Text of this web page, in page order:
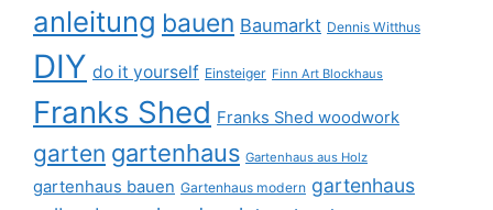
anleitung bauen Baumarkt Dennis Witthus
DIY do it yourself Einsteiger Finn Art Blockhaus
Franks Shed Franks Shed woodwork
garten gartenhaus Gartenhaus aus Holz
gartenhaus bauen Gartenhaus modern gartenhaus